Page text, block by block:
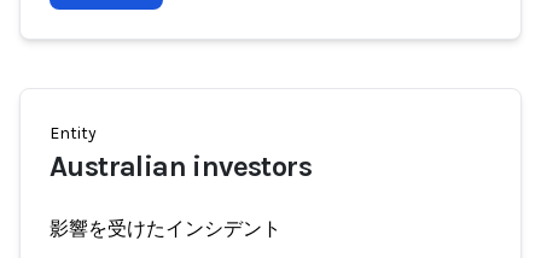
Entity
Australian investors
影響を受けたインシデント